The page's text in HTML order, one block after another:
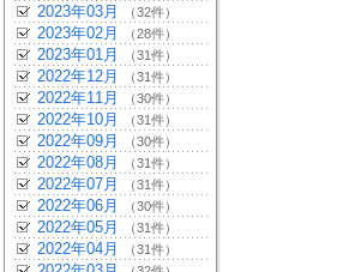
2023年03月 （32件）
2023年02月 （28件）
2023年01月 （31件）
2022年12月 （31件）
2022年11月 （30件）
2022年10月 （31件）
2022年09月 （30件）
2022年08月 （31件）
2022年07月 （31件）
2022年06月 （30件）
2022年05月 （31件）
2022年04月 （31件）